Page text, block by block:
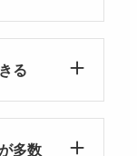
る
多数